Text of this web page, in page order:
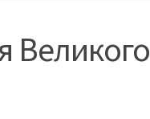
Великого